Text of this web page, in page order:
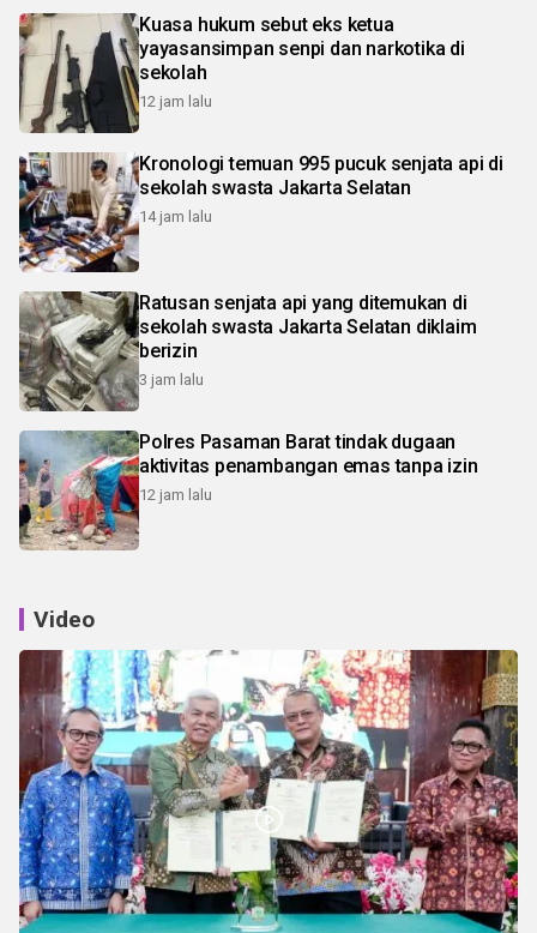
Kuasa hukum sebut eks ketua
yayasansimpan senpi dan narkotika di
sekolah
12 jam lalu
Kronologi temuan 995 pucuk senjata api di
sekolah swasta Jakarta Selatan
14 jam lalu
Ratusan senjata api yang ditemukan di
sekolah swasta Jakarta Selatan diklaim
berizin
3 jam lalu
Polres Pasaman Barat tindak dugaan
aktivitas penambangan emas tanpa izin
12 jam lalu
Video